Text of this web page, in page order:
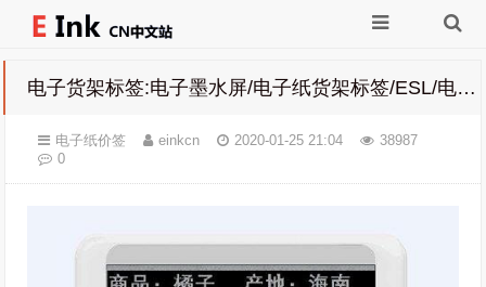
电子货架标签:电子墨水屏/电子纸货架标签/ESL/电子价签的好处/优点
电子纸价签 einkcn 2020-01-25 21:04
38987
0